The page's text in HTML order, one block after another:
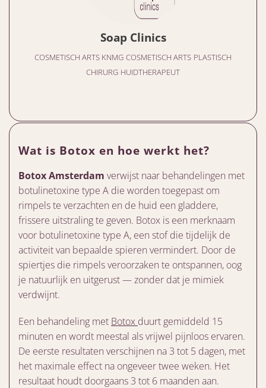
Soap Clinics
COSMETISCH ARTS KNMG COSMETISCH ARTS PLASTISCH
CHIRURG HUIDTHERAPEUT
Wat is Botox en hoe werkt het?
Botox Amsterdam verwijst naar behandelingen met
botulinetoxine type A die worden toegepast om
rimpels te verzachten en de huid een gladdere,
frissere uitstraling te geven. Botox is een merknaam
voor botulinetoxine type A, een stof die tijdelijk de
activiteit van bepaalde spieren vermindert. Door de
spiertjes die rimpels veroorzaken te ontspannen, oog
je natuurlijk en uitgerust — zonder dat je mimiek
verdwijnt.
Een behandeling met Botox duurt gemiddeld 15
minuten en wordt meestal als vrijwel pijnloos ervaren.
De eerste resultaten verschijnen na 3 tot 5 dagen, met
het maximale effect na ongeveer twee weken. Het
resultaat houdt doorgaans 3 tot 6 maanden aan.